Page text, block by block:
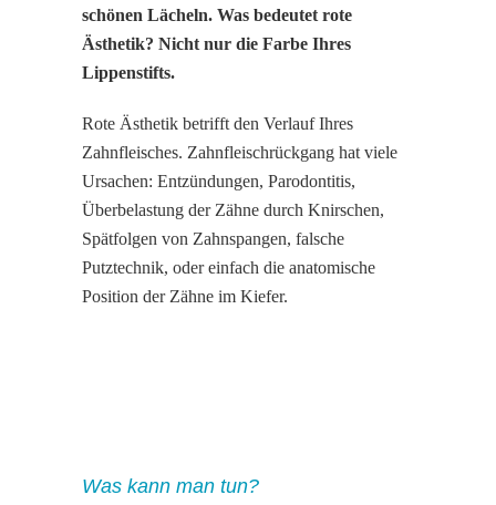
schönen Lächeln. Was bedeutet rote
Ästhetik? Nicht nur die Farbe Ihres
Lippenstifts.
Rote Ästhetik betrifft den Verlauf Ihres
Zahnfleisches. Zahnfleischrückgang hat viele
Ursachen: Entzündungen, Parodontitis,
Überbelastung der Zähne durch Knirschen,
Spätfolgen von Zahnspangen, falsche
Putztechnik, oder einfach die anatomische
Position der Zähne im Kiefer.
Was kann man tun?